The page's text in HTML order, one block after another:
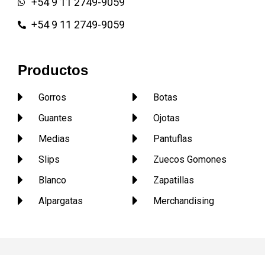
+54 9 11 2749-9059
Productos
Gorros
Guantes
Medias
Slips
Blanco
Alpargatas
Botas
Ojotas
Pantuflas
Zuecos Gomones
Zapatillas
Merchandising